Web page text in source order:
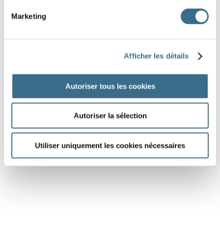
Marketing
Afficher les détails
Autoriser tous les cookies
Autoriser la sélection
Utiliser uniquement les cookies nécessaires
pouvoir - Conditionnel Présent